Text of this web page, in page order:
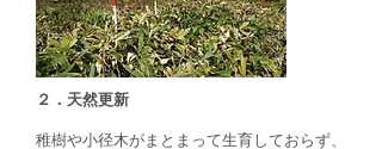
​２．天然更新
​稚樹や小径木がまとまって生育しておらず、